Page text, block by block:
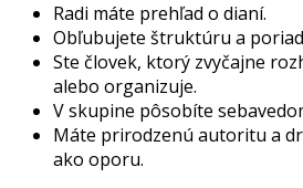
Radi máte prehľad o dianí.
Obľubujete štruktúru a
Ste človek, ktorý zvyčajne
alebo organizuje.
V skupine pôsobíte
Máte prirodzenú autoritu a
ako oporu.